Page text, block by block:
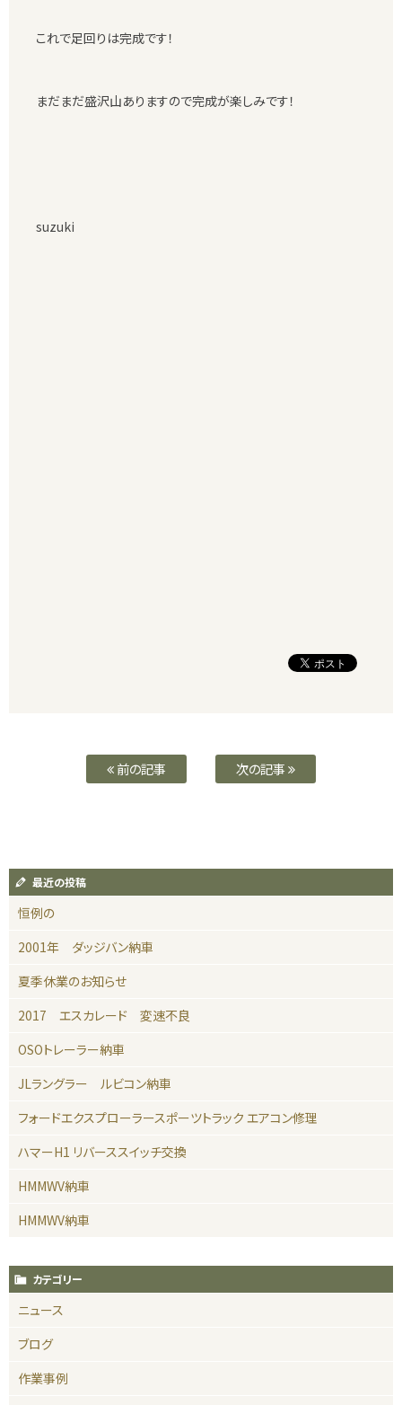
これで足回りは完成です！
まだまだ盛沢山ありますので完成が楽しみです！
suzuki
前の記事 次の記事
最近の投稿
恒例の
2001年 ダッジバン納車
夏季休業のお知らせ
2017 エスカレード 変速不良
OSOトレーラー納車
JLラングラー ルビコン納車
フォードエクスプローラースポーツトラック エアコン修理
ハマーH1 リバーススイッチ交換
HMMWV納車
HMMWV納車
カテゴリー
ニュース
ブログ
作業事例